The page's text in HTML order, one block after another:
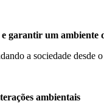
garantir um ambiente
a sociedade desde
ambientais